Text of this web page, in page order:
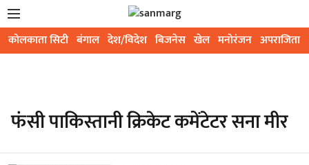
कोलकाता सिटी बंगाल देश/विदेश बिजनेस खेल मनोरंजन अपराजिता
फंसी पाकिस्तानी क्रिकेट कमेंटेटर सना मीर